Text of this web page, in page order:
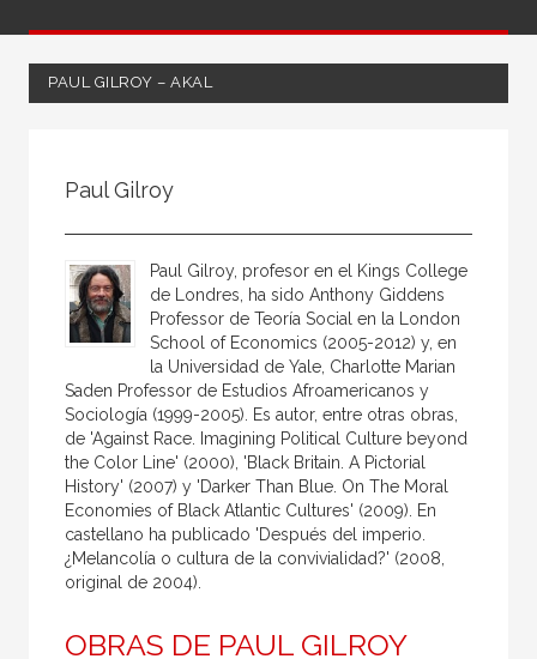
PAUL GILROY – AKAL
Coordinador
Editor
Escritor
Escritora
Ilustrador
Prologuista
Traductor
Paul Gilroy
Paul Gilroy, profesor en el Kings College
de Londres, ha sido Anthony Giddens
Professor de Teoría Social en la London
School of Economics (2005-2012) y, en
la Universidad de Yale, Charlotte Marian
Saden Professor de Estudios Afroamericanos y
Sociología (1999-2005). Es autor, entre otras obras,
de 'Against Race. Imagining Political Culture beyond
the Color Line' (2000), 'Black Britain. A Pictorial
History' (2007) y 'Darker Than Blue. On The Moral
Economies of Black Atlantic Cultures' (2009). En
castellano ha publicado 'Después del imperio.
¿Melancolía o cultura de la convivialidad?' (2008,
original de 2004).
OBRAS DE PAUL GILROY